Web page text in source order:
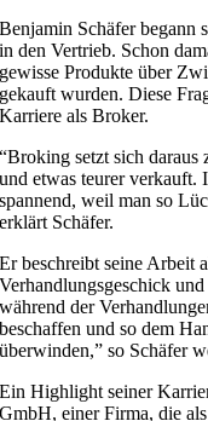
Benjamin Schäfer begann
in den Vertrieb. Schon
gewisse Produkte über
gekauft wurden. Diese
Karriere als Broker.
“Broking setzt sich daraus
und etwas teurer verkauft.
spannend, weil man so
erklärt Schäfer.
Er beschreibt seine Arbeit
Verhandlungsgeschick
während der
beschaffen und so dem
überwinden,” so Schäfer
Ein Highlight seiner
GmbH, einer Firma, die